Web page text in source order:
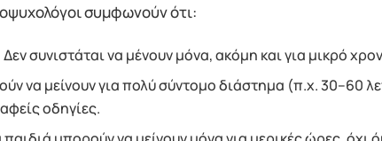
συμφωνούν ότι:
συνιστάται να μένουν μόνα, ακόμη και για μικρό
να μείνουν για πολύ σύντομο διάστημα (π.χ. 30–60
οδηγίες.